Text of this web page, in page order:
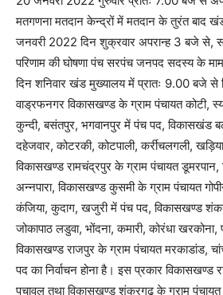
मतगणना मतदान केन्द्रों में मतदान के तुरंत बाद
जनवरी 2022 दिन शुक्रवार अपरान्ह 3 बजे से,
परिणाम की घोषणा पंच सरपंच जनपद सदस्य के
दिन शनिवार खंड मुख्यालय में प्रातः 9.00 बजे से
वाड्रफनगर विकासखण्ड के ग्राम पंचायत कोटी,
कुन्दी, बसंतपुर, भगवानपुर में पंच पद, विकासखंड
दहेजवार, कोटरकी, कोटपाली, कर्रीचलगली,
विकासखण्ड रामचंद्रपुर के ग्राम पंचायत डूमरपान,
अन्नपारा, विकासखण्ड कुसमी के ग्राम पंचायत
कंजिया, कुदाग, खजुरी में पंच पद, विकासखण्ड
जोकापाठ लडुवा, भोंदना, कमारी, कोरंधा
विकासखण्ड राजपुर के ग्राम पंचायत मरकाडांड,
पद का निर्वाचन होना है। इस प्रकार विकासखण्ड
पचावल तथा विकासखण्ड शंकरगढ़ के ग्राम